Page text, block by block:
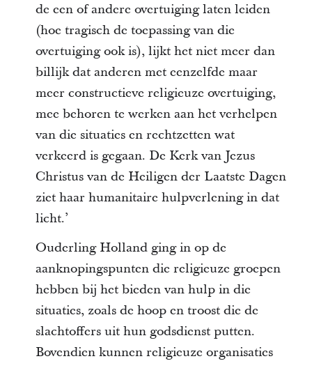
de een of andere overtuiging laten leiden
(hoe tragisch de toepassing van die
overtuiging ook is), lijkt het niet meer dan
billijk dat anderen met eenzelfde maar
meer constructieve religieuze overtuiging,
mee behoren te werken aan het verhelpen
van die situaties en rechtzetten wat
verkeerd is gegaan. De Kerk van Jezus
Christus van de Heiligen der Laatste Dagen
ziet haar humanitaire hulpverlening in dat
licht.’
Ouderling Holland ging in op de
aanknopingspunten die religieuze groepen
hebben bij het bieden van hulp in die
situaties, zoals de hoop en troost die de
slachtoffers uit hun godsdienst putten.
Bovendien kunnen religieuze organisaties